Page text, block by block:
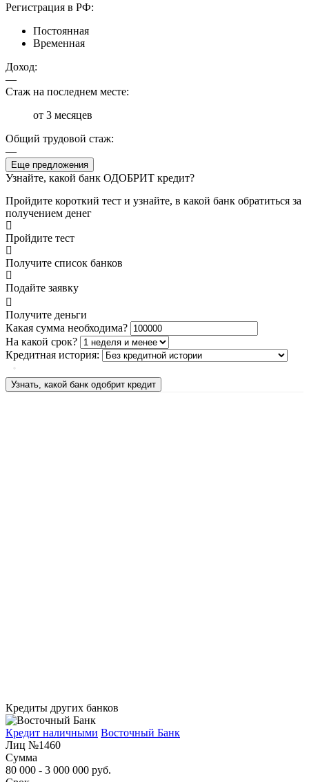
Регистрация в РФ:
Постоянная
Временная
Доход:
—
Стаж на последнем месте:
от 3 месяцев
Общий трудовой стаж:
—
Еще предложения
Узнайте, какой банк ОДОБРИТ кредит?
Пройдите короткий тест и узнайте, в какой банк обратиться за
получением денег
Пройдите тест
Получите список банков
Подайте заявку
Получите деньги
Какая сумма необходима?
На какой срок?
Кредитная история:
Узнать, какой банк одобрит кредит
Кредиты других банков
Кредит наличными Восточный Банк
Лиц №1460
Сумма
80 000 - 3 000 000 руб.